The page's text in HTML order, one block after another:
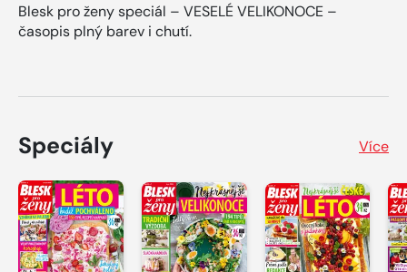
Blesk pro ženy speciál – VESELÉ VELIKONOCE –
časopis plný barev i chutí.
Speciály Více